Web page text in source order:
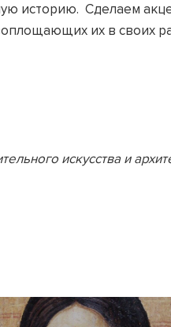
историю. Сделаем
их в своих
искусства и